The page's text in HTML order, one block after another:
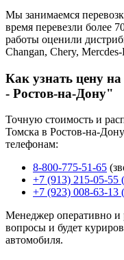
Мы занимаемся
время перевезли более
работы оценили
Changan, Chery,
Как узнать цену
- Ростов-на-Дону"
Точную стоимость и
Томска в Ростов-на-
телефонам:
8-800-775-51-65
+7 (913) 215-05-55
+7 (923) 008-63-13
Менеджер оперативно и
вопросы и будет
автомобиля.